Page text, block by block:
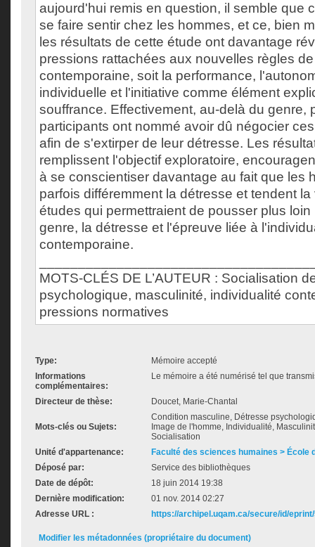
aujourd'hui remis en question, il semble que
se faire sentir chez les hommes, et ce, bien
les résultats de cette étude ont davantage
pressions rattachées aux nouvelles règles
contemporaine, soit la performance,
individuelle et l'initiative comme élément
souffrance. Effectivement, au-delà du genre,
participants ont nommé avoir dû négocier
afin de s'extirper de leur détresse. Les
remplissent l'objectif exploratoire,
à se conscientiser davantage au fait que les
parfois différemment la détresse et tendent
études qui permettraient de pousser plus loin
genre, la détresse et l'épreuve liée à
contemporaine.
MOTS-CLÉS DE L’AUTEUR : Socialisation
psychologique, masculinité, individualité
pressions normatives
Type:
Mémoire accepté
Informations
complémentaires:
Le mémoire a été numérisé tel que
Directeur de thèse: Doucet, Marie-Chantal
Mots-clés ou Sujets:
Condition masculine, Détresse
Image de l'homme, Individualité,
Socialisation
Unité d'appartenance:
Faculté des sciences humaines > École
Déposé par:
Service des bibliothèques
Date de dépôt:
18 juin 2014 19:38
Dernière modification:
01 nov. 2014 02:27
Adresse URL :
https://archipel.uqam.ca/secure/id/
Modifier les métadonnées (propriétaire du document)